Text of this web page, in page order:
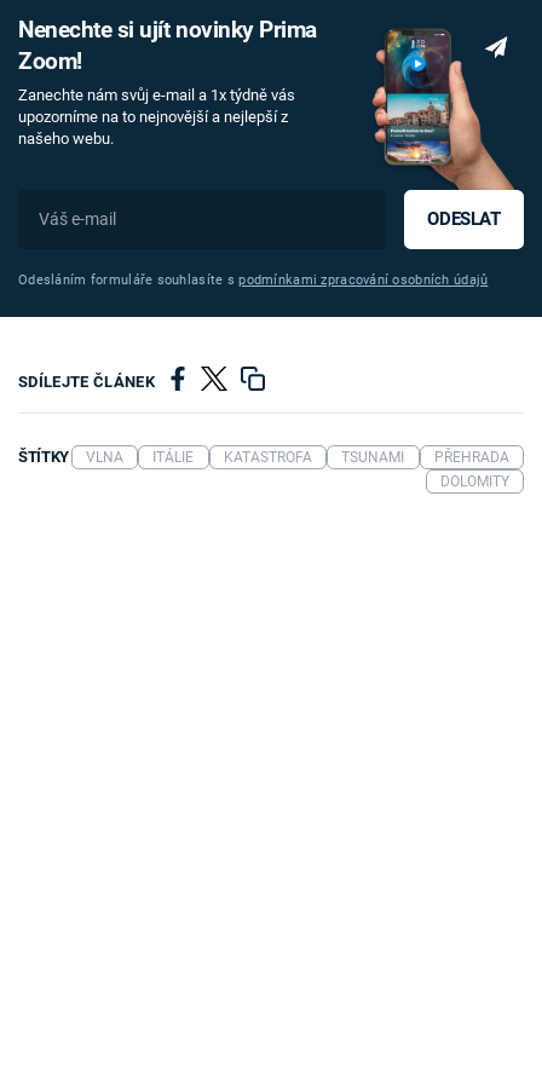
Nenechte si ujít novinky Prima
Zoom!
Zanechte nám svůj e-mail a 1x týdně vás
upozorníme na to nejnovější a nejlepší z
našeho webu.
ODESLAT
Odesláním formuláře souhlasíte spodmínkami zpracování osobních údajů
SDÍLEJTE ČLÁNEK
ŠTÍTKY VLNA ITÁLIE KATASTROFA TSUNAMI
PŘEHRADA
DOLOMITY